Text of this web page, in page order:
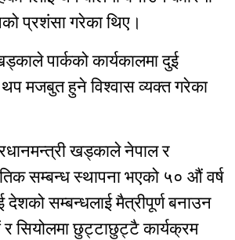
प्रशंसा गरेका थिए।
पार्कको कार्यकालमा दुई
मजबुत हुने विश्‍वास व्यक्त गरेका
खड्काले नेपाल र
सम्बन्ध स्थापना भएको ५० औं वर्ष
सम्बन्धलाई मैत्रीपूर्ण बनाउन
सियोलमा छुट्टाछुट्टै कार्यक्रम